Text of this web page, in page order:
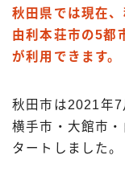
秋田県では現在
由利本荘市の5都
が利用できます。
秋田市は2021年7
横手市・大館市
タートしました。